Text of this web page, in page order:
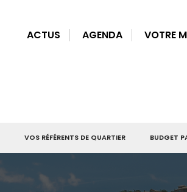
ACTUS AGENDA VOTRE
VOS RÉFÉRENTS DE QUARTIER BUDGET